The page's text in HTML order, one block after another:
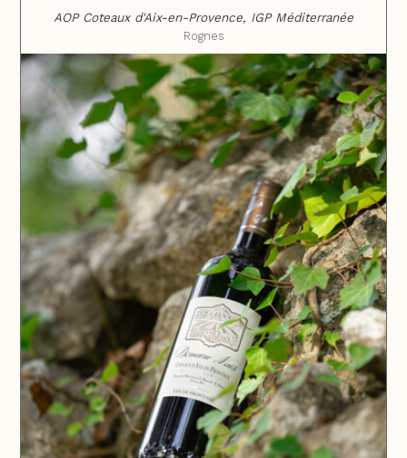
AOP Coteaux d'Aix-en-Provence, IGP Méditerranée
Rognes